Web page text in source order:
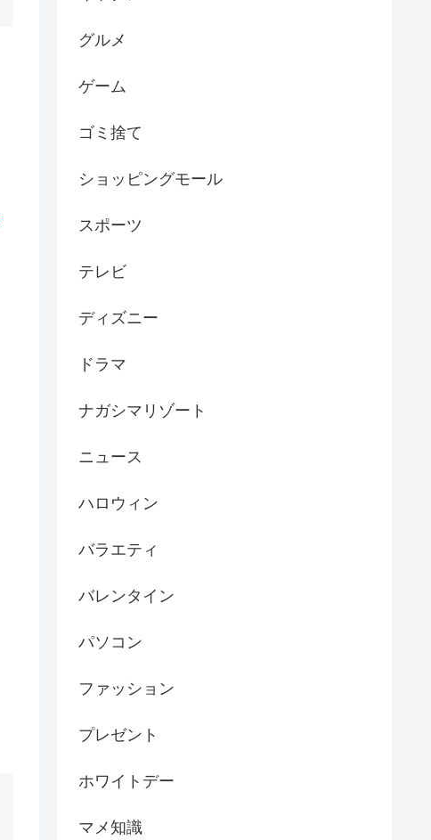
グルメ
ゲーム
ゴミ捨て
ショッピングモール
スポーツ
テレビ
ディズニー
ドラマ
ナガシマリゾート
ニュース
ハロウィン
バラエティ
バレンタイン
パソコン
ファッション
プレゼント
ホワイトデー
マメ知識